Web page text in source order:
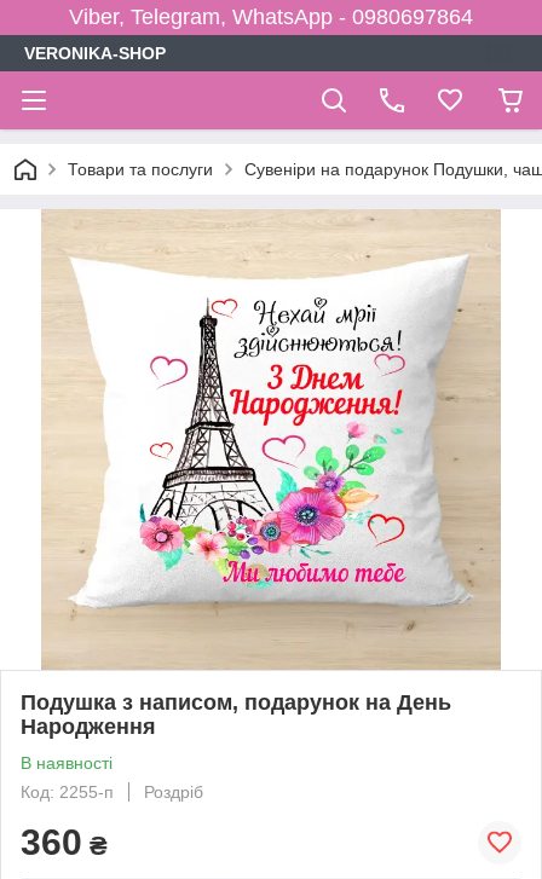
Viber, Telegram, WhatsApp - 0980697864
VERONIKA-SHOP
Товари та послуги Сувеніри на подарунок Подушки,
Подушка з написом, подарунок на День
Народження
В наявності
Код: 2255-п
Роздріб
360 ₴